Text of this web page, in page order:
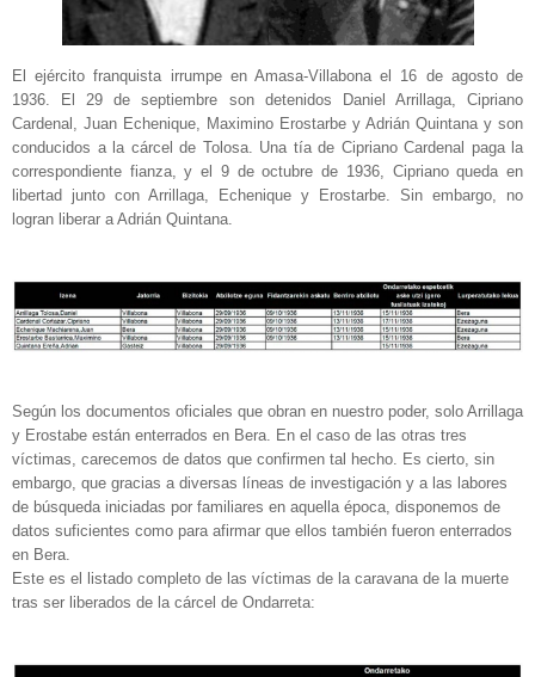
El ejército franquista irrumpe en Amasa-Villabona el 16 de agosto de
1936. El 29 de septiembre son detenidos Daniel Arrillaga, Cipriano
Cardenal, Juan Echenique, Maximino Erostarbe y Adrián Quintana y son
conducidos a la cárcel de Tolosa. Una tía de Cipriano Cardenal paga la
correspondiente fianza, y el 9 de octubre de 1936, Cipriano queda en
libertad junto con Arrillaga, Echenique y Erostarbe. Sin embargo, no
logran liberar a Adrián Quintana.
Según los documentos oficiales que obran en nuestro poder, solo Arrillaga
y Erostabe están enterrados en Bera. En el caso de las otras tres
víctimas, carecemos de datos que confirmen tal hecho. Es cierto, sin
embargo, que gracias a diversas líneas de investigación y a las labores
de búsqueda iniciadas por familiares en aquella época, disponemos de
datos suficientes como para afirmar que ellos también fueron enterrados
en Bera.
Este es el listado completo de las víctimas de la caravana de la muerte
tras ser liberados de la cárcel de Ondarreta: